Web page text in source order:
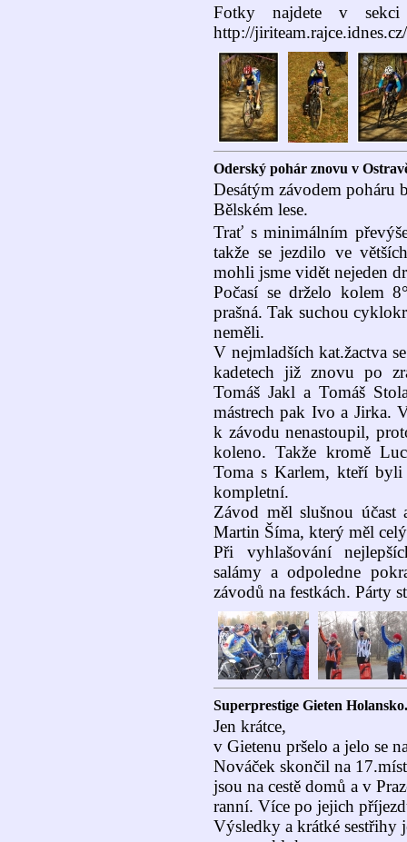
Fotky najdete v
http://jiriteam.rajce.idnes.cz/
Oderský pohár znovu v
Desátým závodem poháru
Bělském lese.
Trať s minimálním
takže se jezdilo ve
mohli jsme vidět nejeden
Počasí se drželo kolem
prašná. Tak suchou
neměli.
V nejmladších kat.žactva
kadetech již znovu po
Tomáš Jakl a Tomáš
mástrech pak Ivo a Jirka.
k závodu nenastoupil,
koleno. Takže kromě
Toma s Karlem, kteří
kompletní.
Závod měl slušnou
Martin Šíma, který měl
Při vyhlašování
salámy a odpoledne
závodů na festkách. Párty
Superprestige Gieten Holansko.
Jen krátce,
v Gietenu pršelo a jelo se
Nováček skončil na
jsou na cestě domů a v
ranní. Více po jejich
Výsledky a krátké sestřihy